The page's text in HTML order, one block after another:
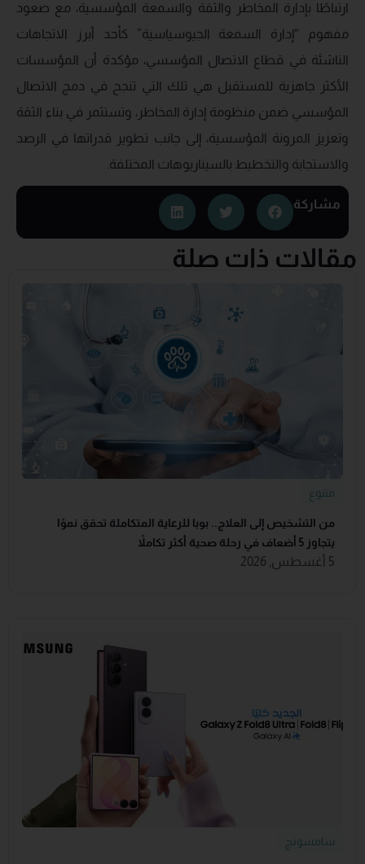
ارتباطًا بإدارة المخاطر والثقة والسمعة المؤسسية، مع صعود
مفهوم “إدارة السمعة الجيوسياسية” كأحد أبرز الاتجاهات
الناشئة في قطاع الاتصال المؤسسي، مؤكدة أن المؤسسات
الأكثر جاهزية للمستقبل هي تلك التي تنجح في دمج الاتصال
المؤسسي ضمن منظومة إدارة المخاطر، وتستثمر في بناء الثقة
وتعزيز المرونة المؤسسية، إلى جانب تطوير قدراتها في الرصد
والاستجابة والتخطيط بالسيناريوهات المختلفة.
مشاركة
مقالات ذات صلة
متنوع
من التشخيص إلى العلاج.. بوبا للرعاية المتكاملة تحقق نموًا
يتجاوز 5 أضعاف في رحلة صحية أكثر تكاملاً
5 أغسطس, 2026
سامسونج